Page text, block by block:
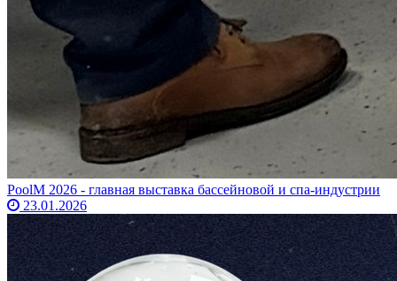
PoolM 2026 - главная выставка бассейновой и спа-индустрии
23.01.2026